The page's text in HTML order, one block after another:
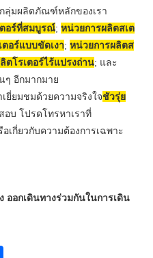
ลุ่มผลิตภัณฑ์หลักของเรา
ตอร์ที่สมบูรณ์;หน่วยการผลิตสเต
อร์แบบขัดเงา;หน่วยการผลิตส
ลิตโรเตอร์ไร้แปรงถ่าน; และ
ๆ อีกมากมาย
ยี่ยมชมด้วยความจริงใจชัวรุ่ย
อบ โปรดโทรหาเราที่
เกี่ยวกับความต้องการเฉพาะ
ออกเดินทางร่วมกันในการเดิน